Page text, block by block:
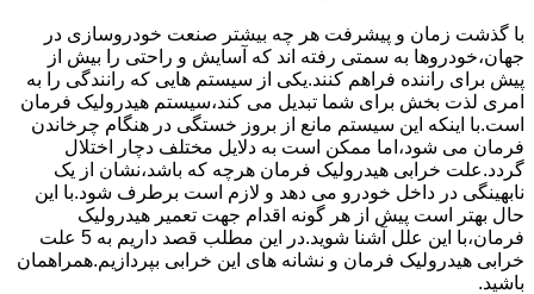
با گذشت زمان و پیشرفت هر چه بیشتر صنعت خودروسازی در
جهان،خودروها به سمتی رفته اند که آسایش و راحتی را بیش از
پیش برای راننده فراهم کنند.یکی از سیستم هایی که رانندگی را به
امری لذت بخش برای شما تبدیل می کند،سیستم هیدرولیک فرمان
است.با اینکه این سیستم مانع از بروز خستگی در هنگام چرخاندن
فرمان می شود،اما ممکن است به دلایل مختلف دچار اختلال
گردد.علت خرابی هیدرولیک فرمان هرچه که باشد،نشان از یک
نابهینگی در داخل خودرو می دهد و لازم است برطرف شود.با این
حال بهتر است پیش از هر گونه اقدام جهت تعمیر هیدرولیک
فرمان،با این علل آشنا شوید.در این مطلب قصد داریم به 5 علت
خرابی هیدرولیک فرمان و نشانه های این خرابی بپردازیم.همراهمان
باشید.